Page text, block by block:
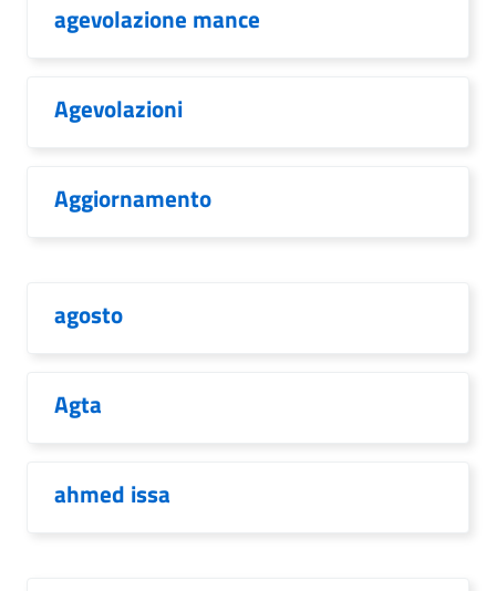
agevolazione mance
Agevolazioni
Aggiornamento
agosto
Agta
ahmed issa